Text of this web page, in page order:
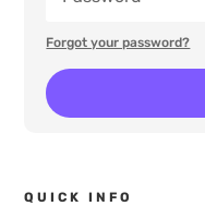
Forgot your password?
QUICK INFO